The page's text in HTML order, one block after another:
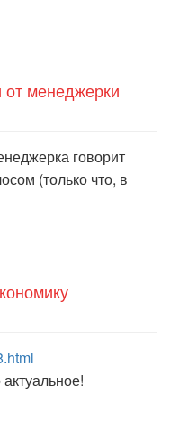
менеджерки
говорит
(только что, в